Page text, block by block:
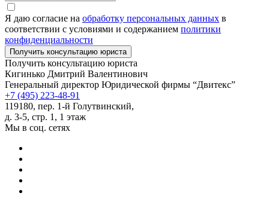
Я даю согласие на обработку персональных данных в
соответствии с условиями и содержанием политики
конфиденциальности
Получить консультацию юриста
Кигинько Дмитрий Валентинович
Генеральный директор Юридической фирмы “Двитекс”
+7 (495) 223-48-91
119180, пер. 1-й Голутвинский,
д. 3-5, стр. 1, 1 этаж
Мы в соц. сетях